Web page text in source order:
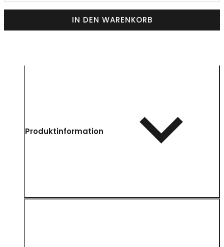
IN DEN WARENKORB
Produktinformation